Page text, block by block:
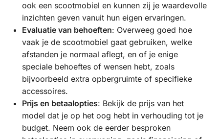
ook een scootmobiel en kunnen zij je waardevolle
inzichten geven vanuit hun eigen ervaringen.
Evaluatie van behoeften: Overweeg goed hoe
vaak je de scootmobiel gaat gebruiken, welke
afstanden je normaal aflegt, en of je enige
speciale behoeftes of wensen hebt, zoals
bijvoorbeeld extra opbergruimte of specifieke
accessoires.
Prijs en betaalopties: Bekijk de prijs van het
model dat je op het oog hebt in verhouding tot je
budget. Neem ook de eerder besproken